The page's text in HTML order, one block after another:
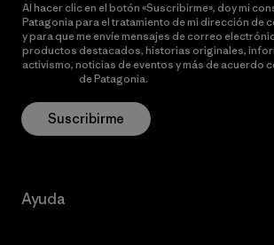
Al hacer clic en el botón «Suscribirme», doy mi
Patagonia para el tratamiento de mi dirección de
y para que me envíe mensajes de correo
productos destacados, historias originales,
activismo, noticias de eventos y más de acuerdo
de Patagonia.
Suscribirme
Ayuda